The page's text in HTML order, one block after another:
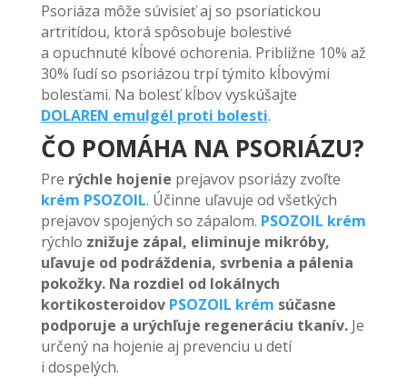
Psoriáza môže súvisieť aj so psoriatickou
artritídou, ktorá spôsobuje bolestivé
a opuchnuté kĺbové ochorenia. Približne 10% až
30% ľudí so psoriázou trpí týmito kĺbovými
bolesťami. Na bolesť kĺbov vyskúšajte
DOLAREN emulgél proti bolesti.
ČO POMÁHA NA PSORIÁZU?
Pre rýchle hojenie prejavov psoriázy zvoľte
krém PSOZOIL. Účinne uľavuje od všetkých
prejavov spojených so zápalom. PSOZOIL krém
rýchlo znižuje zápal, eliminuje mikróby,
uľavuje od podráždenia, svrbenia a pálenia
pokožky. Na rozdiel od lokálnych
kortikosteroidov PSOZOIL krém súčasne
podporuje a urýchľuje regeneráciu tkanív.Je
určený na hojenie aj prevenciu u detí
i dospelých.